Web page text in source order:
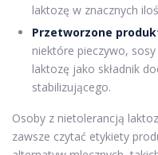
laktozę w znacznych
Przetworzone
niektóre pieczywo,
laktozę jako składnik
stabilizującego.
Osoby z nietolerancją
zawsze czytać etykiety